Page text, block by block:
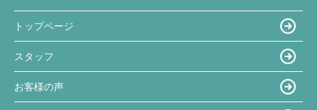
トップページ
スタッフ
お客様の声